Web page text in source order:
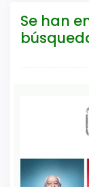
Se han